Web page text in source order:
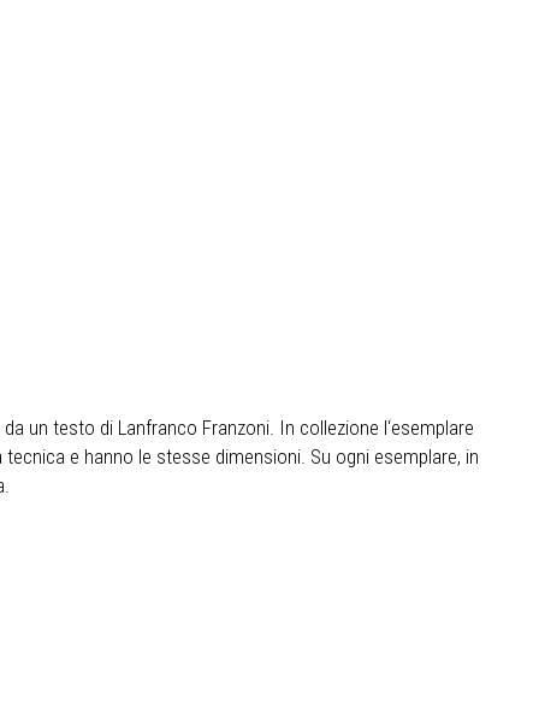
un testo di Lanfranco Franzoni. In collezione l‘esemplare
e hanno le stesse dimensioni. Su ogni esemplare, in